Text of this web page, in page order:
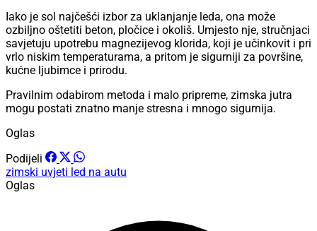
Iako je sol najčešći izbor za uklanjanje leda, ona može
ozbiljno oštetiti beton, pločice i okoliš. Umjesto nje, stručnjaci
savjetuju upotrebu magnezijevog klorida, koji je učinkovit i pri
vrlo niskim temperaturama, a pritom je sigurniji za površine,
kućne ljubimce i prirodu.
Pravilnim odabirom metoda i malo pripreme, zimska jutra
mogu postati znatno manje stresna i mnogo sigurnija.
Oglas
Podijeli
zimski uvjeti led na autu
Oglas